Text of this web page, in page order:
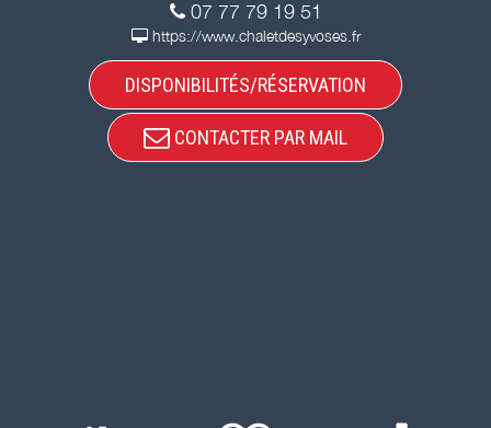
07 77 79 19 51
https://www.chaletdesyvoses.fr
DISPONIBILITÉS/RÉSERVATION
CONTACTER PAR MAIL